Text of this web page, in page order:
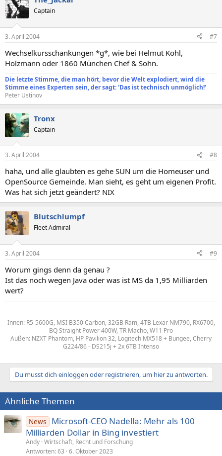
Captain
3. April 2004 #7
Wechselkursschankungen *g*, wie bei Helmut Kohl,
Holzmann oder 1860 München Chef & Sohn.
Die letzte Stimme, die man hört, bevor die Welt explodiert, wird die
Stimme eines Experten sein, der sagt: 'Das ist technisch unmöglich!'
Peter Ustinov
Tronx
Captain
3. April 2004 #8
haha, und alle glaubten es gehe SUN um die Homeuser und
OpenSource Gemeinde. Man sieht, es geht um eigenen Profit.
Was hat sich jetzt geändert? NIX
Blutschlumpf
Fleet Admiral
3. April 2004 #9
Worum gings denn da genau ?
Ist das noch wegen Java oder was ist MS da 1,95 Milliarden
wert?
Innen: R5-5600G, MSI B350 Carbon, 32GB Ram, 4TB Lexar NM790, RX6700,
BQ Straight Power 400W, TR Macho, W11 Pro
Außen: NZXT Phantom, HP Pavilion 32, Logitech MX518 + Bungee, Cherry
G224/86 - DS215j + 2x 6TB Intenso
Du musst dich einloggen oder registrieren, um hier zu antworten.
Ähnliche Themen
News
Microsoft-CEO Nadella: Mehr als 100
Milliarden Dollar in Bing investiert
Andy Wirtschaft, Recht und Forschung
Antworten 63 6. Oktober 2023